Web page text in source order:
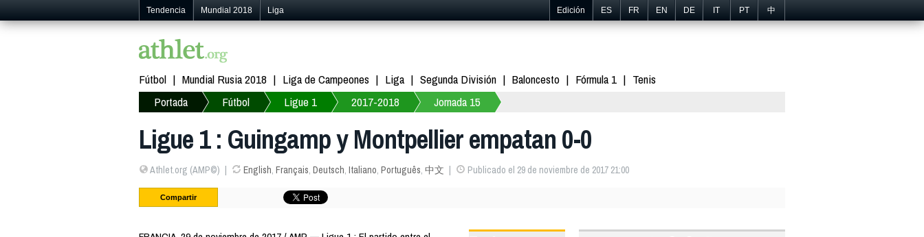
Tendencia Mundial 2018 Liga Edición ES FR EN DE IT PT 中
Fútbol Mundial Rusia 2018 Liga de Campeones Liga Segunda División Baloncesto Fórmula 1
Tenis
Portada
Fútbol Ligue 1 2017-2018 Jornada 15
Ligue 1 : Guingamp y Montpellier empatan 0-0
Athlet.org (AMP©) English, Français, Deutsch, Italiano, Português, 中文 Publicado el 29 de noviembre de 2017 21:00
Compartir